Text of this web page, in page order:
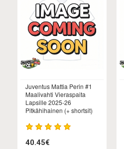
Juventus Mattia Perin #1
Maalivahti Vieraspaita
Lapsille 2025-26
Pitkähihainen (+ shortsit)
40.45€